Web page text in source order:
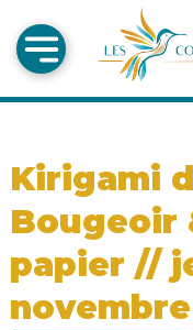
Kirigami
Bougeoir
papier //